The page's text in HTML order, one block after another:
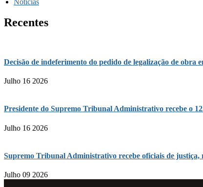
Recentes
Decisão de indeferimento do pedido de legalização de obra
Julho 16 2026
Presidente do Supremo Tribunal Administrativo recebe o
Julho 16 2026
Supremo Tribunal Administrativo recebe oficiais de
Julho 09 2026